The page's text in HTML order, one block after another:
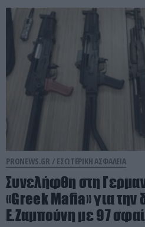
PRONEWS.GR / ΕΣΩΤΕΡΙΚΗ ΑΣΦΑΛΕΙΑ
Συνελήφθη στη
«Greek Mafia» για την
Ε.Ζαμπούνη με 97